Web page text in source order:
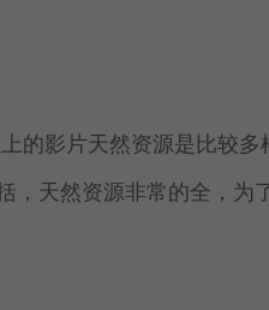
的影片天然资源是比较
，天然资源非常的全，